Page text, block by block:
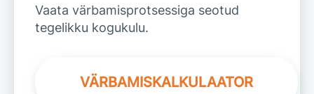
Vaata värbamisprotsessiga seotud
tegelikku kogukulu.
VÄRBAMISKALKULAATOR